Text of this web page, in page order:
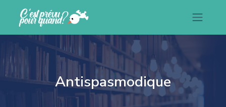
Antispasmodique